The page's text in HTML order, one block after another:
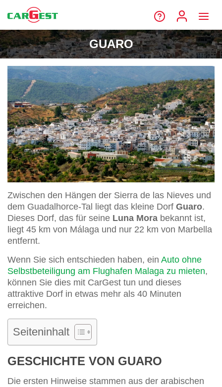
GUARO
Zwischen den Hängen der Sierra de las Nieves und
dem Guadalhorce-Tal liegt das kleine Dorf Guaro.
Dieses Dorf, das für seine Luna Mora bekannt ist,
liegt 45 km von Málaga und nur 22 km von Marbella
entfernt.
Wenn Sie sich entschieden haben, ein Auto ohne
Selbstbeteiligung am Flughafen Malaga zu mieten,
können Sie dies mit CarGest tun und dieses
attraktive Dorf in etwas mehr als 40 Minuten
erreichen.
Seiteninhalt
GESCHICHTE VON GUARO
Die ersten Hinweise stammen aus der arabischen